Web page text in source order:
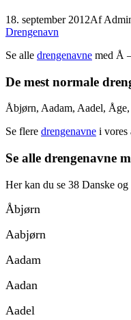
18. september 2012Af
Drengenavn
Se alle drengenavne med Å
De mest normale
Åbjørn, Aadam, Aadel,
Se flere drengenavne i vores
Se alle drengenavne
Her kan du se 38 Danske
Åbjørn
Aabjørn
Aadam
Aadan
Aadel